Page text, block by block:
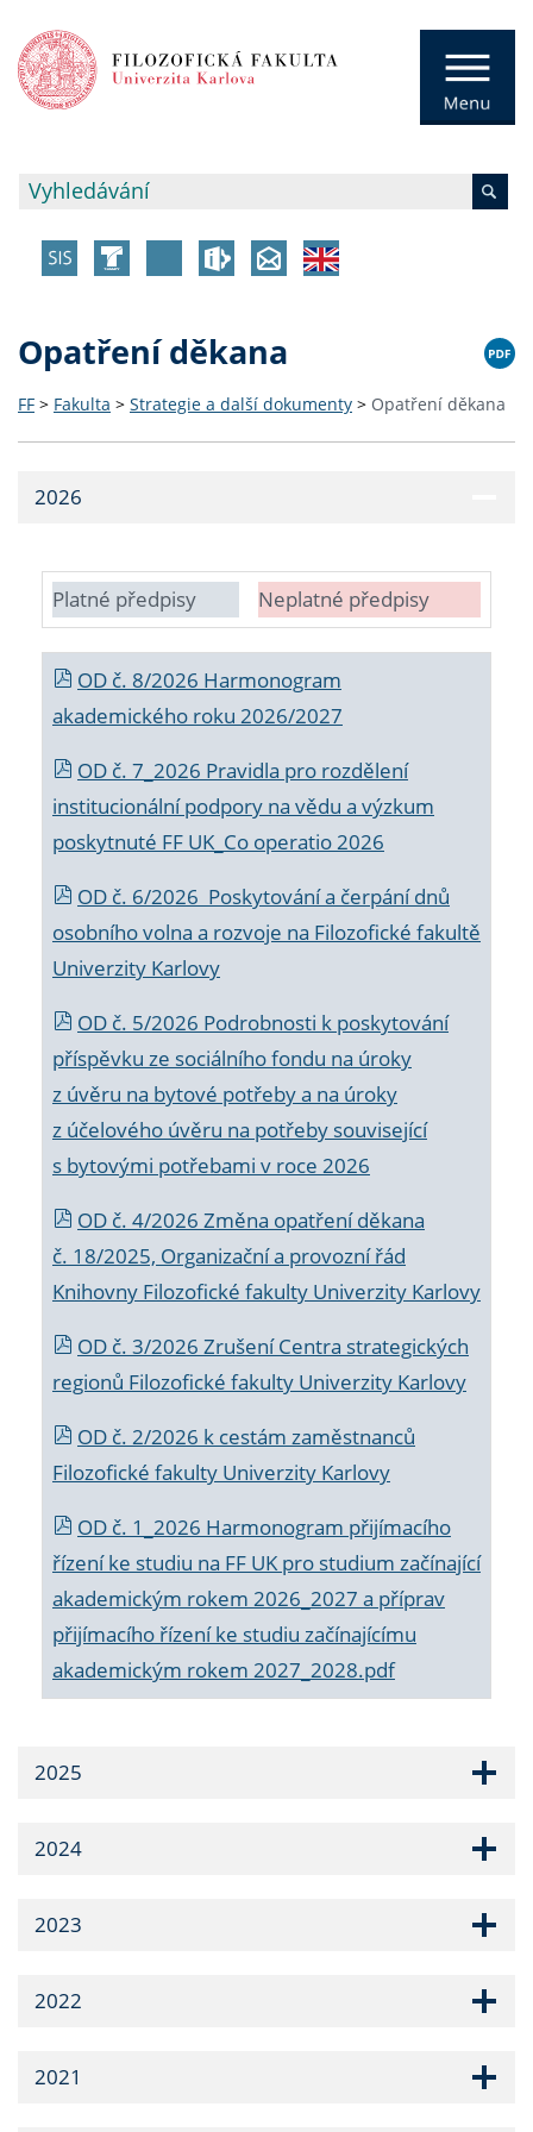
Opatření děkana
FF > Fakulta > Strategie a další dokumenty > Opatření děkana
2026
Platné předpisy Neplatné předpisy
OD č. 8/2026 Harmonogram
akademického roku 2026/2027
OD č. 7_2026 Pravidla pro rozdělení
institucionální podpory na vědu a výzkum
poskytnuté FF UK_Co operatio 2026
OD č. 6/2026 Poskytování a čerpání dnů
osobního volna a rozvoje na Filozofické fakultě
Univerzity Karlovy
OD č. 5/2026 Podrobnosti k poskytování
příspěvku ze sociálního fondu na úroky
z úvěru na bytové potřeby a na úroky
z účelového úvěru na potřeby související
s bytovými potřebami v roce 2026
OD č. 4/2026 Změna opatření děkana
č. 18/2025, Organizační a provozní řád
Knihovny Filozofické fakulty Univerzity Karlovy
OD č. 3/2026 Zrušení Centra strategických
regionů Filozofické fakulty Univerzity Karlovy
OD č. 2/2026 k cestám zaměstnanců
Filozofické fakulty Univerzity Karlovy
OD č. 1_2026 Harmonogram přijímacího
řízení ke studiu na FF UK pro studium začínající
akademickým rokem 2026_2027 a příprav
přijímacího řízení ke studiu začínajícímu
akademickým rokem 2027_2028.pdf
2025
2024
2023
2022
2021